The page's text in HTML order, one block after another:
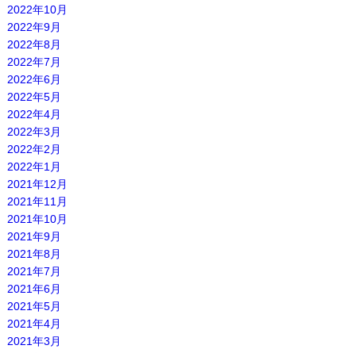
2022年10月
2022年9月
2022年8月
2022年7月
2022年6月
2022年5月
2022年4月
2022年3月
2022年2月
2022年1月
2021年12月
2021年11月
2021年10月
2021年9月
2021年8月
2021年7月
2021年6月
2021年5月
2021年4月
2021年3月